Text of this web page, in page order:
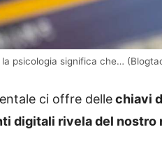
psicologia significa che…
ci offre dellechiavi
digitali rivela del nostro